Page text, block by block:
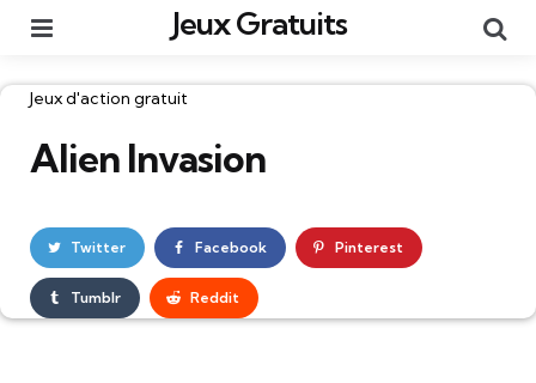
Jeux Gratuits
Catégories
Jeux d'action gratuit
Alien Invasion
Twitter Facebook Pinterest
Tumblr Reddit